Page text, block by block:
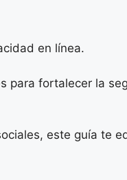
en línea.
para fortalecer la
este guía te